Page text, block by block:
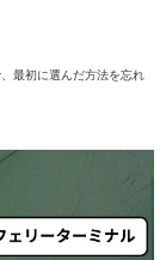
最初に選んだ方法を忘れ